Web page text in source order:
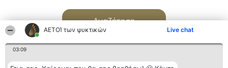
ΑΕΤΟΊ των ψυκτικών Live chat
03:09
Αναζήτηση